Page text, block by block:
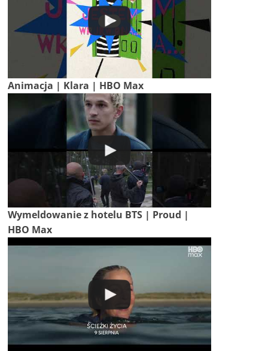
Animacja | Klara | HBO Max
Wymeldowanie z hotelu BTS | Proud |
HBO Max